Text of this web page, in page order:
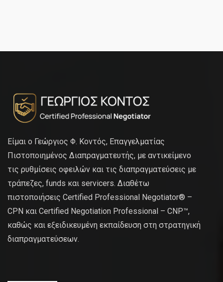
Είμαι ο Γεώργιος Φ. Κοντός, Επαγγελματίας
Πιστοποιημένος Διαπραγματευτής, με αντικείμενο
τις ρυθμίσεις οφειλών και τις διαπραγματεύσεις με
τράπεζες, funds και servicers. Διαθέτω
πιστοποιήσεις Certified Professional Negotiator® –
CPN και Certified Negotiation Professional – CNP™,
καθώς και εξειδικευμένη εκπαίδευση στη στρατηγική
διαπραγματεύσεων.